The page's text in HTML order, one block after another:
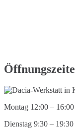
Montag 12:00 –
Dienstag 9:30 –